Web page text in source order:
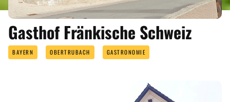
ANGEBOTE
Gasthof Fränkische Schweiz
BAYERN OBERTRUBACH GASTRONOMIE